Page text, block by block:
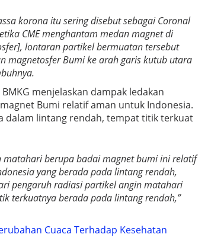
korona itu sering disebut sebagai Coronal
CME menghantam medan magnet di
lontaran partikel bermuatan tersebut
magnetosfer Bumi ke arah garis kutub utara
menjelaskan dampak ledakan
Bumi relatif aman untuk Indonesia.
dalam lintang rendah, tempat titik terkuat
matahari berupa badai magnet bumi ini relatif
yang berada pada lintang rendah,
pengaruh radiasi partikel angin matahari
terkuatnya berada pada lintang rendah,”
Cuaca Terhadap Kesehatan